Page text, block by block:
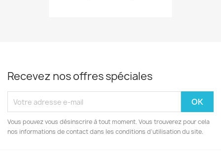
Recevez nos offres spéciales
Vous pouvez vous désinscrire à tout moment. Vous trouverez pour cela
nos informations de contact dans les conditions d'utilisation du site.